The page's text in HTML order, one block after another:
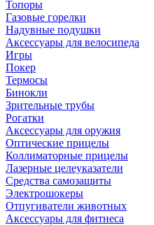
Топоры
Газовые горелки
Надувные подушки
Аксессуары для велосипеда
Игры
Покер
Термосы
Бинокли
Зрительные трубы
Рогатки
Аксессуары для оружия
Оптические прицелы
Коллиматорные прицелы
Лазерные целеуказатели
Средства самозащиты
Электрошокеры
Отпугиватели животных
Аксессуары для фитнеса